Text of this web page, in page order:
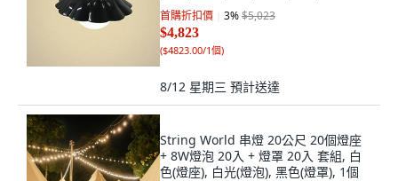
首購折扣價 3%$5,023
$4,823
($4823.00/1個)
8/12 星期三 預計送達
String World 串燈 20公尺 20個燈座
+ 8W燈泡 20入 + 燈罩 20入 套組, 白
色(燈座), 白光(燈泡), 黑色(燈罩), 1個